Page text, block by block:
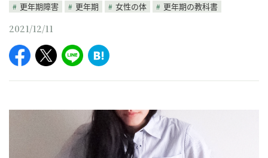
更年期障害
更年期 女性の体 更年期の教科書
2021/12/11